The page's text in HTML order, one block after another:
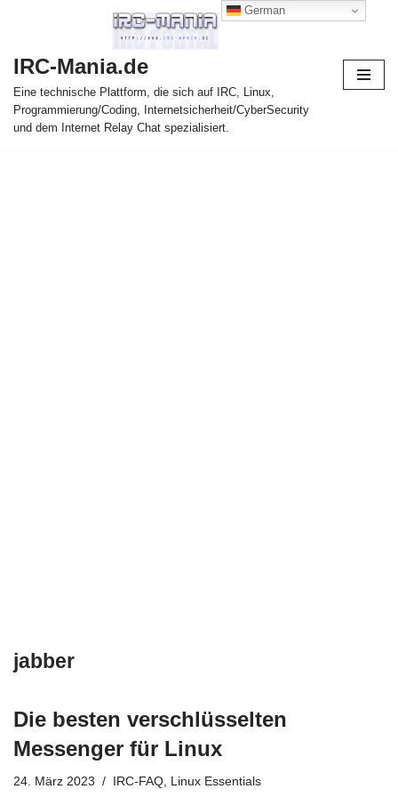
Inhalt
springen
IRC-Mania.de
Eine technische Plattform, die sich auf IRC, Linux,
Programmierung/Coding, Internetsicherheit/CyberSecurity
und dem Internet Relay Chat spezialisiert.
jabber
Die besten verschlüsselten
Messenger für Linux
24. März 2023 IRC-FAQ Linux Essentials
German